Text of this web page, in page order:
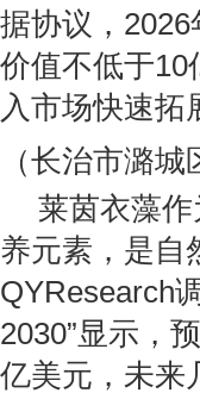
据协议，
价值不低于10
入市场快速拓
（长治市潞
莱茵衣藻
养元素，是自
QYResearch
2030”显示，
亿美元，未来